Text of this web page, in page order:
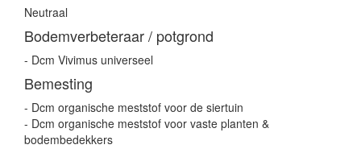
Neutraal
Bodemverbeteraar / potgrond
- Dcm Vivimus universeel
Bemesting
- Dcm organische meststof voor de siertuin
- Dcm organische meststof voor vaste planten &
bodembedekkers